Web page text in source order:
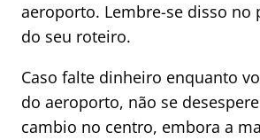
aeroporto. Lembre-se disso no
do seu roteiro.
Caso falte dinheiro enquanto
do aeroporto, não se
cambio no centro, embora a